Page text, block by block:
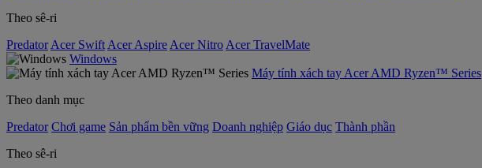
Theo sê-ri
Predator Acer Swift Acer Aspire Acer Nitro Acer TravelMate
Windows
Máy tính xách tay Acer AMD Ryzen™ Series
Theo danh mục
Predator Chơi game Sản phẩm bền vững Doanh nghiệp Giáo dục Thành phần
Theo sê-ri